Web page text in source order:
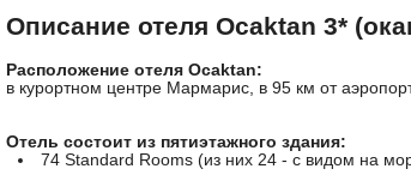
Описание отеля Ocaktan 3*
Расположение отеля Ocaktan:
в курортном центре Мармарис, в 95 км от
Отель состоит из пятиэтажного здания:
74 Standard Rooms (из них 24 - с видом на